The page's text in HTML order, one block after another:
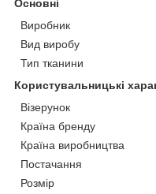
Основні
Виробник
Вид виробу
Тип тканини
Користувальницькі
Візерунок
Країна бренду
Країна виробництва
Постачання
Розмір